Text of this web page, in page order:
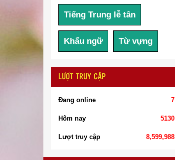
Tiếng Trung lễ tân
Khẩu ngữ Từ vựng
LƯỢT TRUY CẬP
Đang online 7
Hôm nay 5130
Lượt truy cập 8,599,988